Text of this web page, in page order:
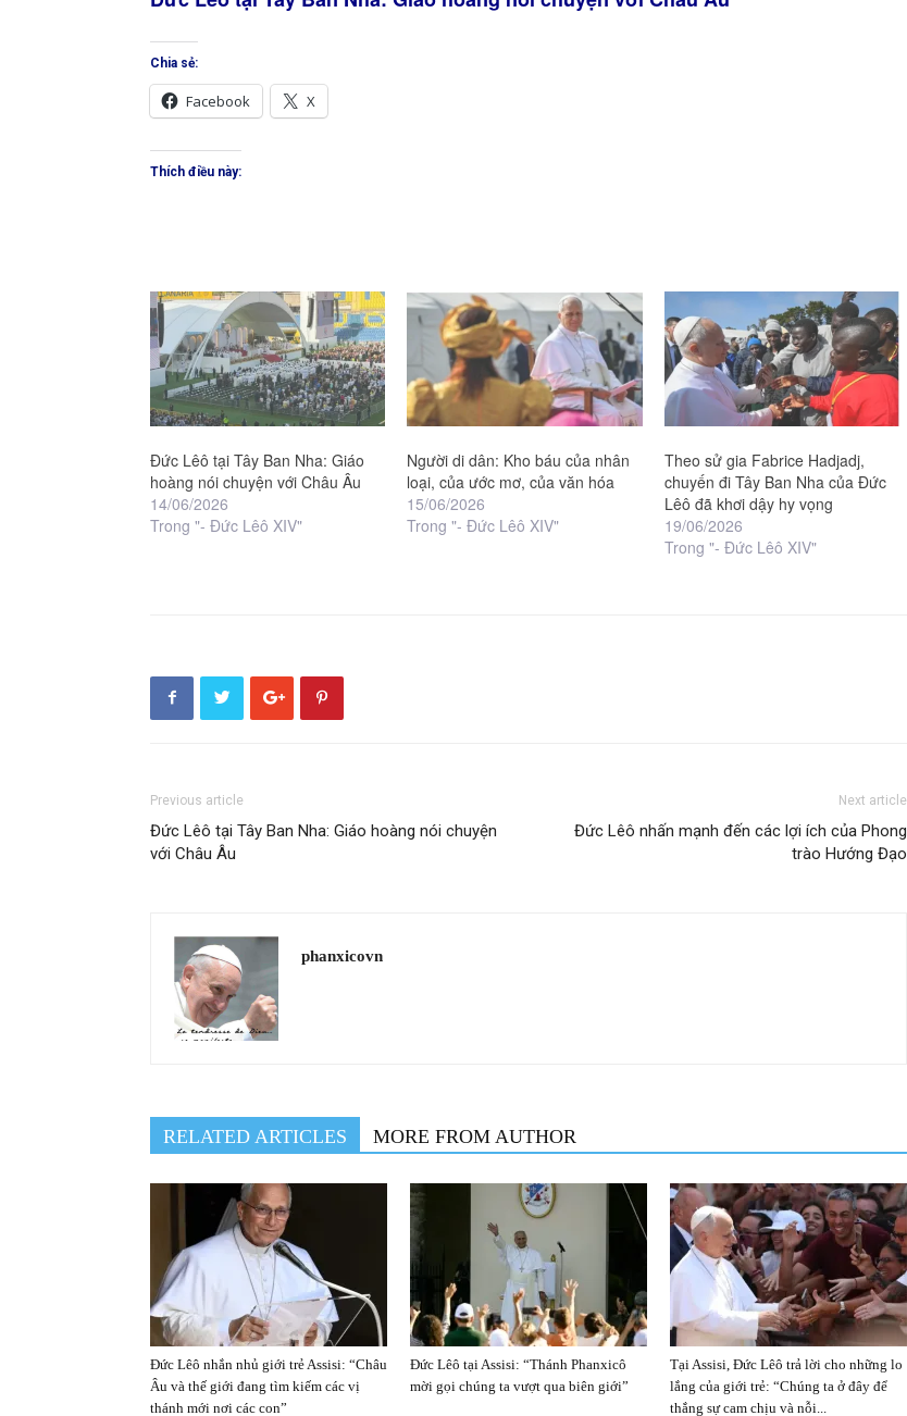
Chia sẻ:
Facebook X
Thích điều này:
Đức Lêô tại Tây Ban Nha: Giáo
hoàng nói chuyện với Châu Âu
14/06/2026
Trong "- Đức Lêô XIV"
Người di dân: Kho báu của nhân
loại, của ước mơ, của văn hóa
15/06/2026
Trong "- Đức Lêô XIV"
Theo sử gia Fabrice Hadjadj,
chuyến đi Tây Ban Nha của Đức
Lêô đã khơi dậy hy vọng
19/06/2026
Trong "- Đức Lêô XIV"
Previous article
Đức Lêô tại Tây Ban Nha: Giáo hoàng nói chuyện
với Châu Âu
Next article
Đức Lêô nhấn mạnh đến các lợi ích của Phong
trào Hướng Đạo
phanxicovn
RELATED ARTICLES MORE FROM AUTHOR
Đức Lêô nhắn nhủ giới trẻ Assisi: “Châu
Âu và thế giới đang tìm kiếm các vị
thánh mới nơi các con”
Đức Lêô tại Assisi: “Thánh Phanxicô
mời gọi chúng ta vượt qua biên giới”
Tại Assisi, Đức Lêô trả lời cho những lo
lắng của giới trẻ: “Chúng ta ở đây để
thắng sự cam chịu và nỗi...